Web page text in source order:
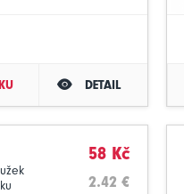
DETAIL
58 Kč
2.42 €